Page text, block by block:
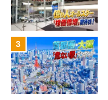
3